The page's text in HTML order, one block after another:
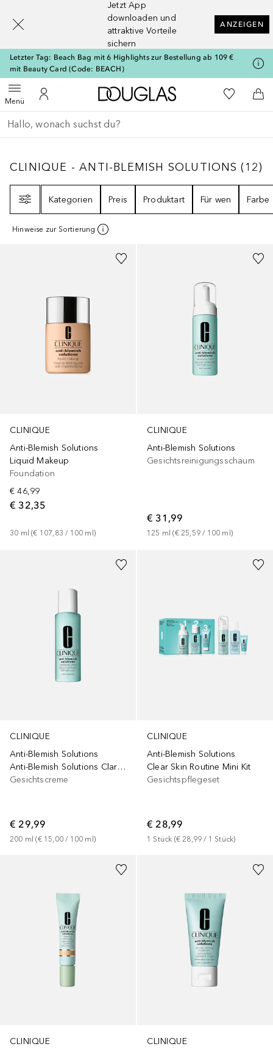
Jetzt App
downloaden und
attraktive Vorteile
sichern
ANZEIGEN
Letzter Tag: Beach Bag mit 6 Highlights zur Bestellung ab 109 €
mit Beauty Card (Code: BEACH)
MenüMenü öffnenZu Meinem Kundenkonto
Zur Douglas Startseite
Zu Meiner
Gehe zurück
Suche ausführen
CLINIQUE - ANTI-BLEMISH SOLUTIONS 12
CLINIQUE - ANTI-BLEMISH SOLUTIONS (12)
Kategorien
Preis Produktart Für wen Farbe
Hinweise zur Sortierung
CLINIQUE
Anti-Blemish Solutions
Liquid Makeup
Foundation
€ 46,99
€ 32,35
30 ml (€ 107,83 / 100 ml )
+15
CLINIQUE
Anti-Blemish Solutions
Gesichtsreinigungsschaum
€ 31,99
125 ml (€ 25,59 / 100 ml )
CLINIQUE
Anti-Blemish Solutions
Anti-Blemish Solutions Clarifying Lotion
Gesichtscreme
€ 29,99
200 ml (€ 15,00 / 100 ml )
CLINIQUE
Anti-Blemish Solutions
Clear Skin Routine Mini Kit
Gesichtspflegeset
€ 28,99
1 Stück (€ 28,99 / 1 Stück)
CLINIQUE
CLINIQUE
[navigation.slideout.screenreader]